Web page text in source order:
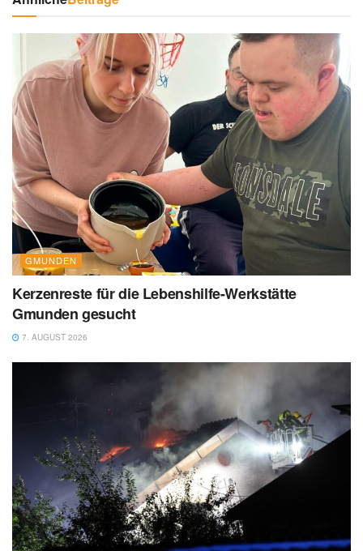
GMUNDEN
Kerzenreste für die Lebenshilfe-Werkstätte
Gmunden gesucht
7. AUGUST 2026